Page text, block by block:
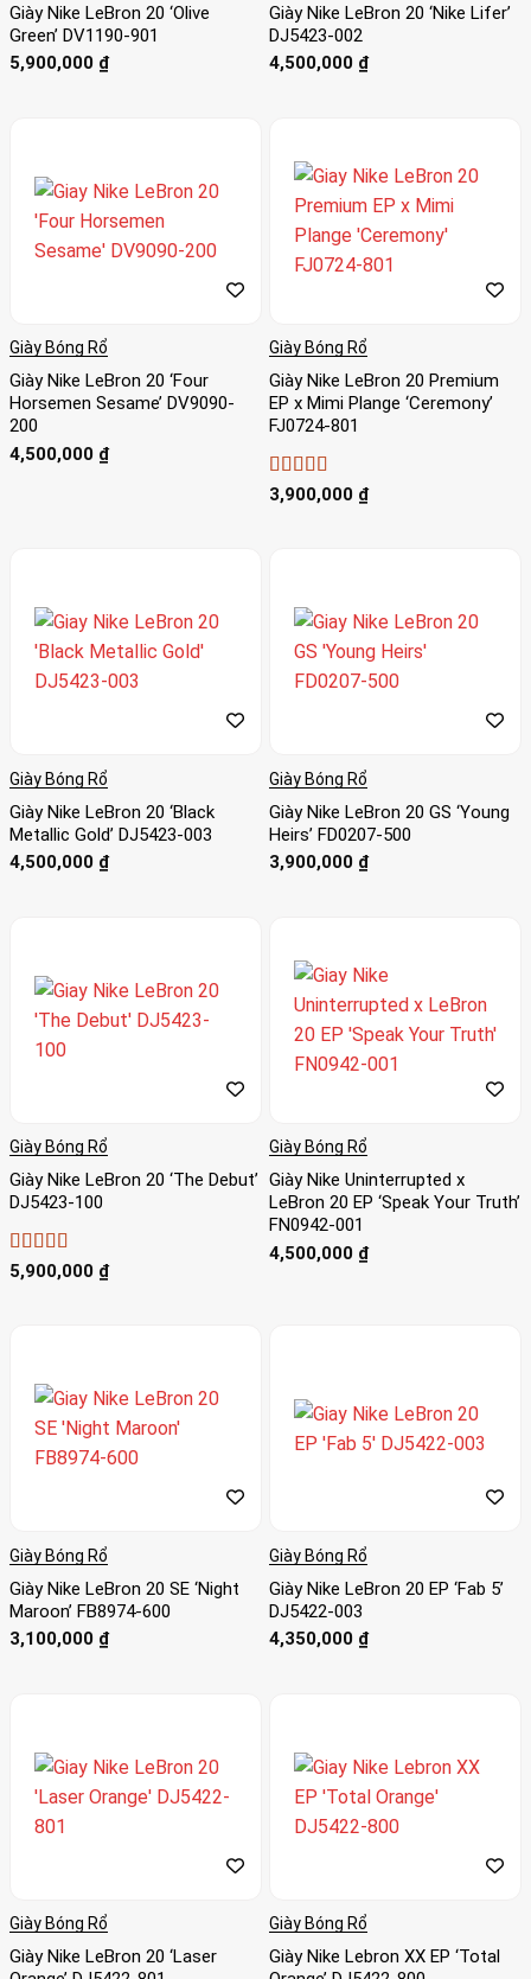
Giày Nike LeBron 20 ‘Olive
Green’ DV1190-901
5,900,000 ₫
Giày Nike LeBron 20 ‘Nike Lifer’
DJ5423-002
4,500,000 ₫
Giày Bóng Rổ
Giày Nike LeBron 20 ‘Four
Horsemen Sesame’ DV9090-
200
4,500,000 ₫
Giày Bóng Rổ
Giày Nike LeBron 20 Premium
EP x Mimi Plange ‘Ceremony’
FJ0724-801
Được xếp
3,900,000 ₫
Giày Bóng Rổ
Giày Nike LeBron 20 ‘Black
Metallic Gold’ DJ5423-003
4,500,000 ₫
Giày Bóng Rổ
Giày Nike LeBron 20 GS ‘Young
Heirs’ FD0207-500
3,900,000 ₫
Giày Bóng Rổ
Giày Nike LeBron 20 ‘The Debut’
DJ5423-100
Được xếp
5,900,000 ₫
Giày Bóng Rổ
Giày Nike Uninterrupted x
LeBron 20 EP ‘Speak Your Truth’
FN0942-001
4,500,000 ₫
Giày Bóng Rổ
Giày Nike LeBron 20 SE ‘Night
Maroon’ FB8974-600
3,100,000 ₫
Giày Bóng Rổ
Giày Nike LeBron 20 EP ‘Fab 5’
DJ5422-003
4,350,000 ₫
Giày Bóng Rổ
Giày Nike LeBron 20 ‘Laser
Giày Bóng Rổ
Giày Nike Lebron XX EP ‘Total